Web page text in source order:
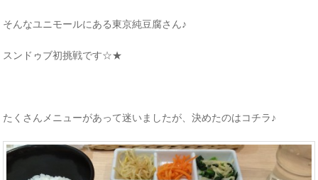
そんなユニモールにある東京純豆腐さん♪
スンドゥブ初挑戦です☆★
たくさんメニューがあって迷いましたが、決めたのはコチラ♪